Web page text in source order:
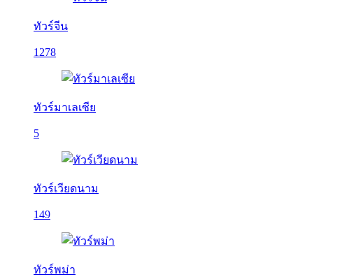
ทัวร์จีน
1278
ทัวร์มาเลเซีย
5
ทัวร์เวียดนาม
149
ทัวร์พม่า